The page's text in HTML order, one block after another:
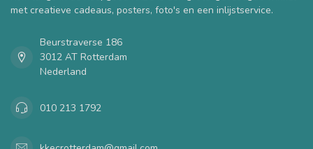
met creatieve cadeaus, posters, foto's en een inlijstservice.
Beurstraverse 186
3012 AT Rotterdam
Nederland
010 213 1792